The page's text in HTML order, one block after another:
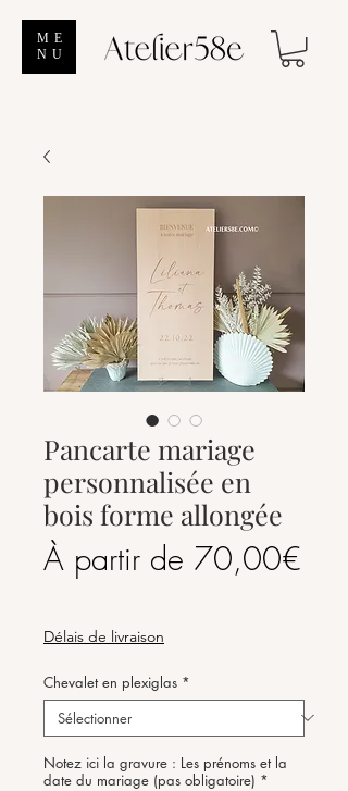
ME
NU
Pancarte mariage
personnalisée en
bois forme allongée
À partir de 70,00€
promotionnel
Délais de livraison
Chevalet en plexiglas *
Notez ici la gravure : Les prénoms et la
date du mariage (pas obligatoire) *